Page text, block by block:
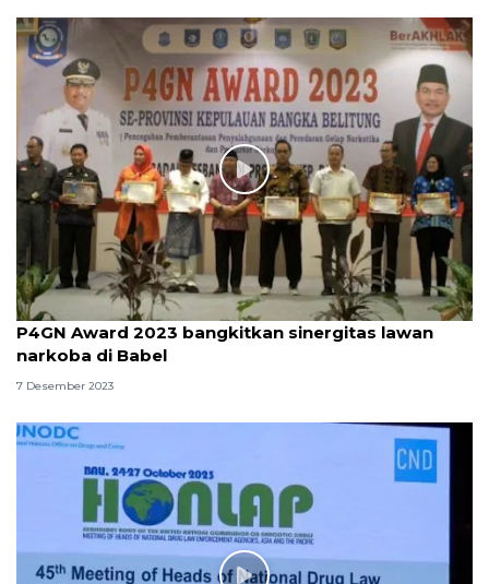
P4GN Award 2023 bangkitkan sinergitas lawan
narkoba di Babel
7 Desember 2023